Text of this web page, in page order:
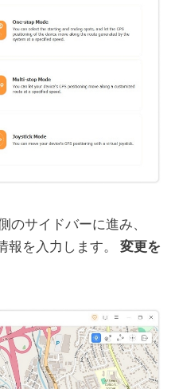
のサイドバーに進み、
報を入力します。 変更を